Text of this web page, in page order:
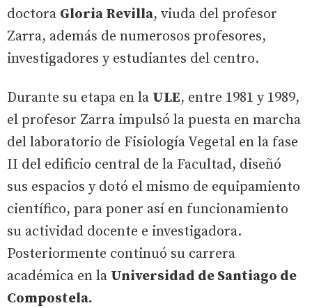
doctora Gloria Revilla, viuda del profesor
Zarra, además de numerosos profesores,
investigadores y estudiantes del centro.
Durante su etapa en la ULE, entre 1981 y 1989,
el profesor Zarra impulsó la puesta en marcha
del laboratorio de Fisiología Vegetal en la fase
II del edificio central de la Facultad, diseñó
sus espacios y dotó el mismo de equipamiento
científico, para poner así en funcionamiento
su actividad docente e investigadora.
Posteriormente continuó su carrera
académica en la Universidad de Santiago de
Compostela.